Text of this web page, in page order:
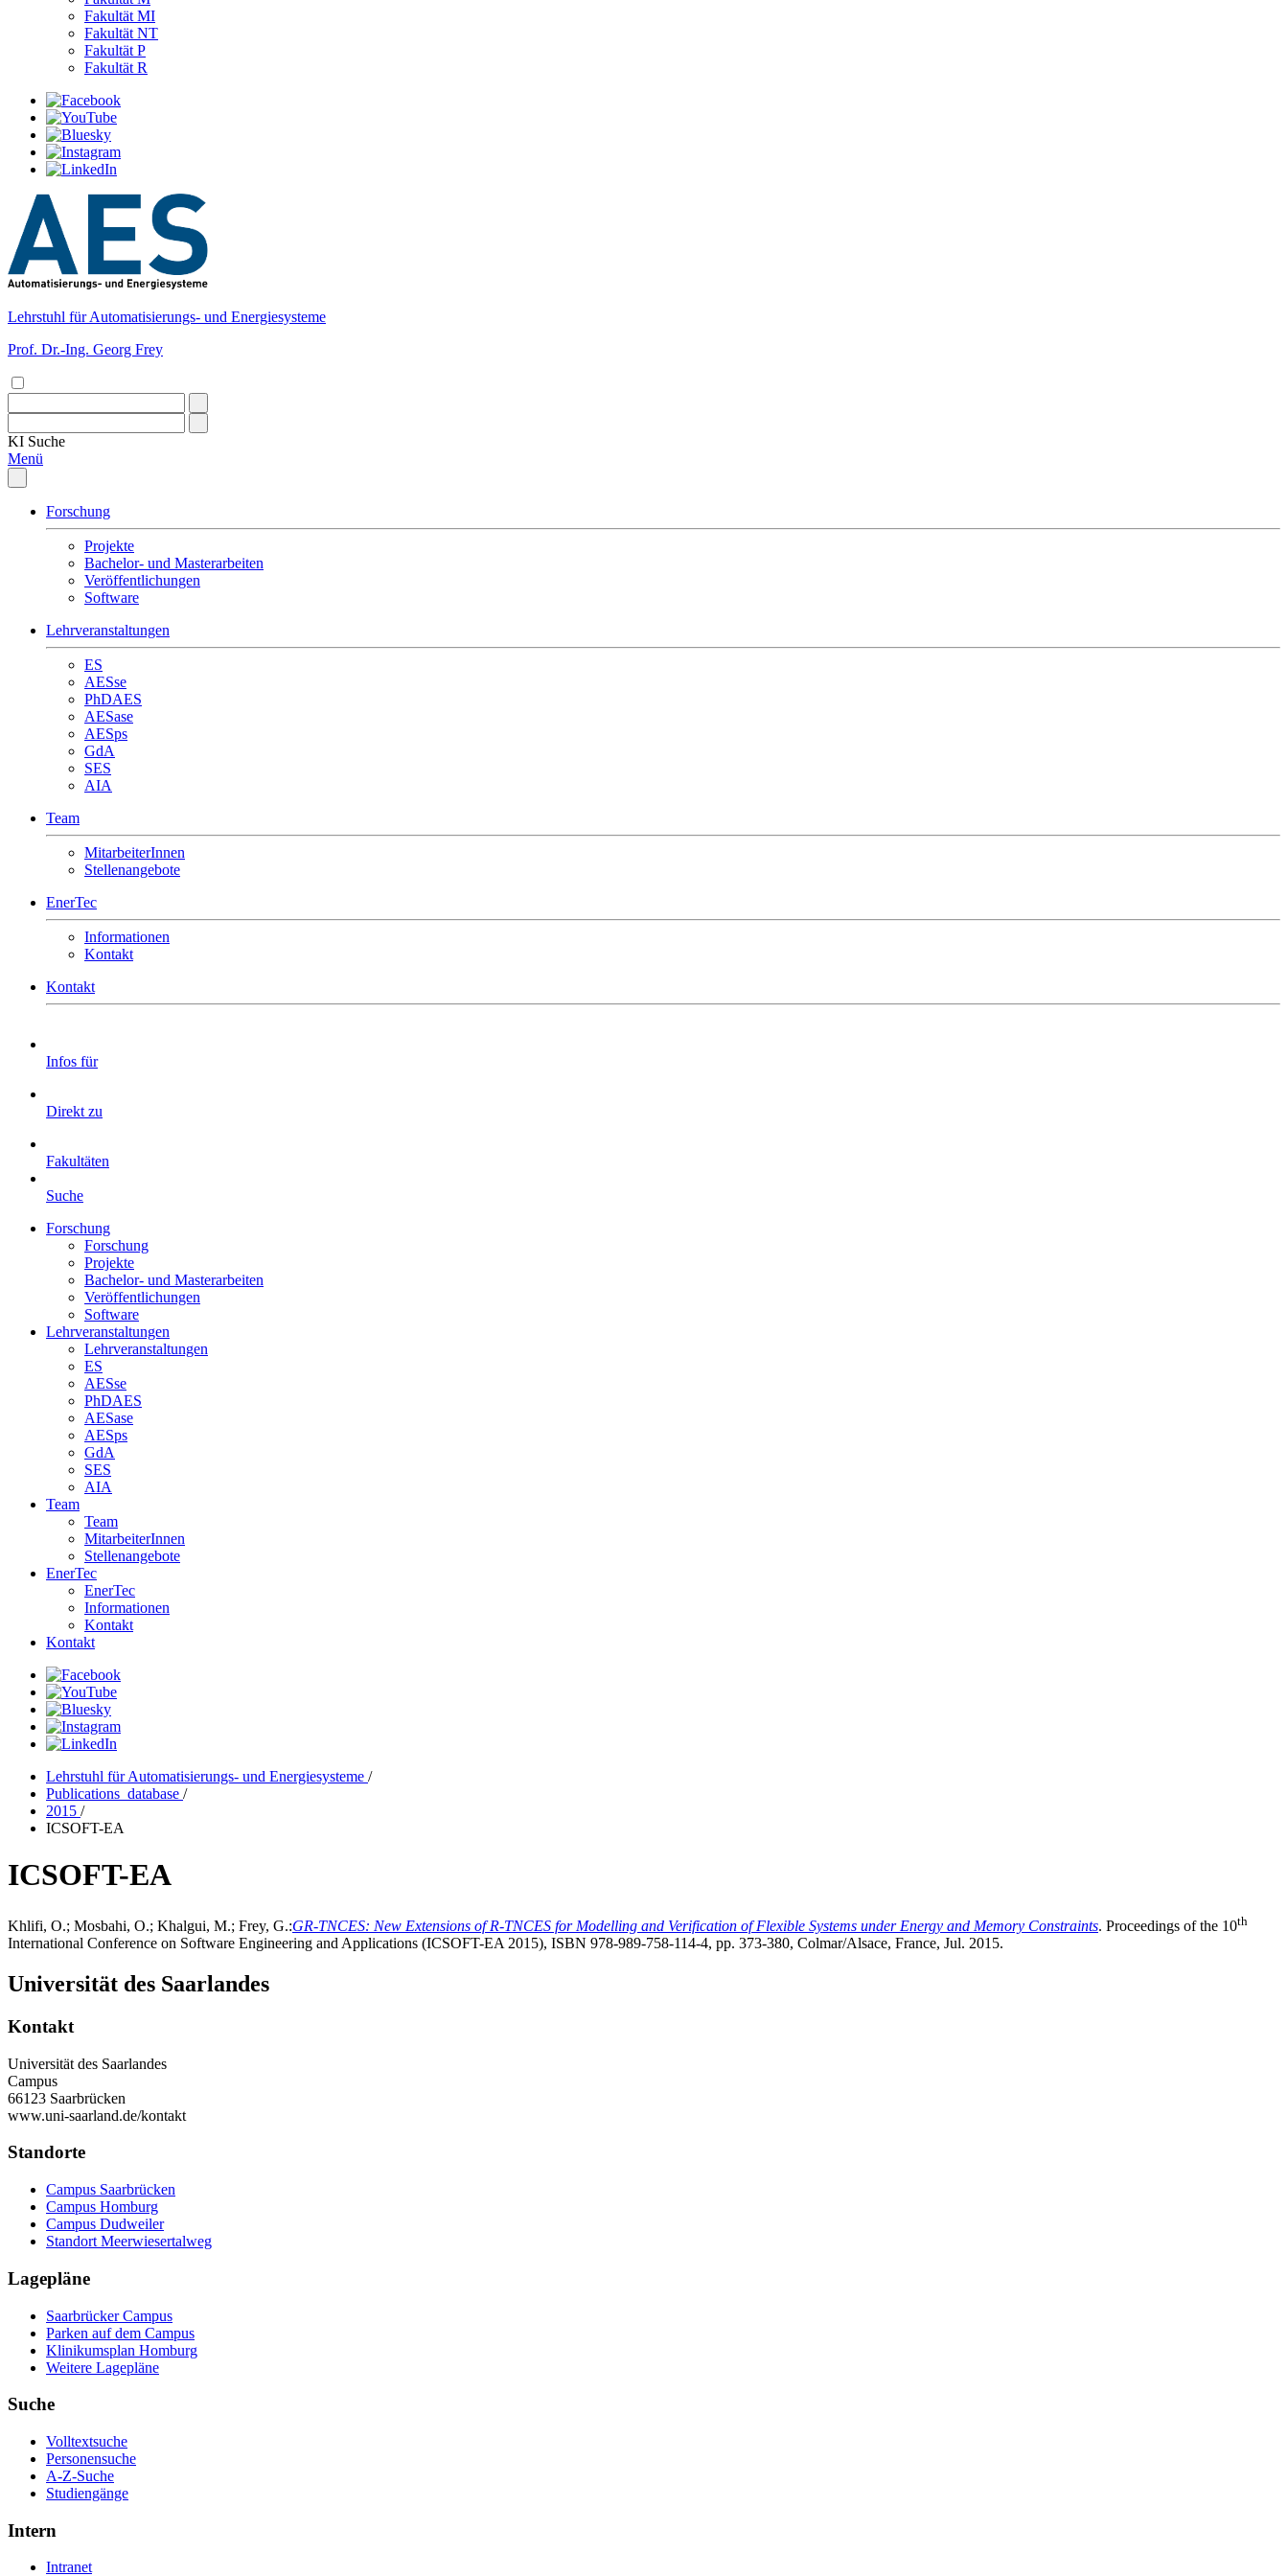
Fakultät MI
Fakultät NT
Fakultät P
Fakultät R
Lehrstuhl für Automatisierungs- und Energiesysteme
Prof. Dr.-Ing. Georg Frey
KI Suche
Menü
Forschung
Projekte
Bachelor- und Masterarbeiten
Veröffentlichungen
Software
Lehrveranstaltungen
ES
AESse
PhDAES
AESase
AESps
GdA
SES
AIA
Team
MitarbeiterInnen
Stellenangebote
EnerTec
Informationen
Kontakt
Kontakt
Infos für
Direkt zu
Fakultäten
Suche
Forschung
Forschung
Projekte
Bachelor- und Masterarbeiten
Veröffentlichungen
Software
Lehrveranstaltungen
Lehrveranstaltungen
ES
AESse
PhDAES
AESase
AESps
GdA
SES
AIA
Team
Team
MitarbeiterInnen
Stellenangebote
EnerTec
EnerTec
Informationen
Kontakt
Kontakt
Lehrstuhl für Automatisierungs- und Energiesysteme /
Publications_database /
2015 /
ICSOFT-EA
ICSOFT-EA
Khlifi, O.; Mosbahi, O.; Khalgui, M.; Frey, G.:GR-TNCES: New Extensions of R-TNCES for Modelling and Verification of Flexible Systems under Energy and Memory Constraints. Proceedings of the 10th
International Conference on Software Engineering and Applications (ICSOFT-EA 2015), ISBN 978-989-758-114-4, pp. 373-380, Colmar/Alsace, France, Jul. 2015.
Universität des Saarlandes
Kontakt
Universität des Saarlandes
Campus
66123 Saarbrücken
www.uni-saarland.de/kontakt
Standorte
Campus Saarbrücken
Campus Homburg
Campus Dudweiler
Standort Meerwiesertalweg
Lagepläne
Saarbrücker Campus
Parken auf dem Campus
Klinikumsplan Homburg
Weitere Lagepläne
Suche
Volltextsuche
Personensuche
A-Z-Suche
Studiengänge
Intern
Intranet